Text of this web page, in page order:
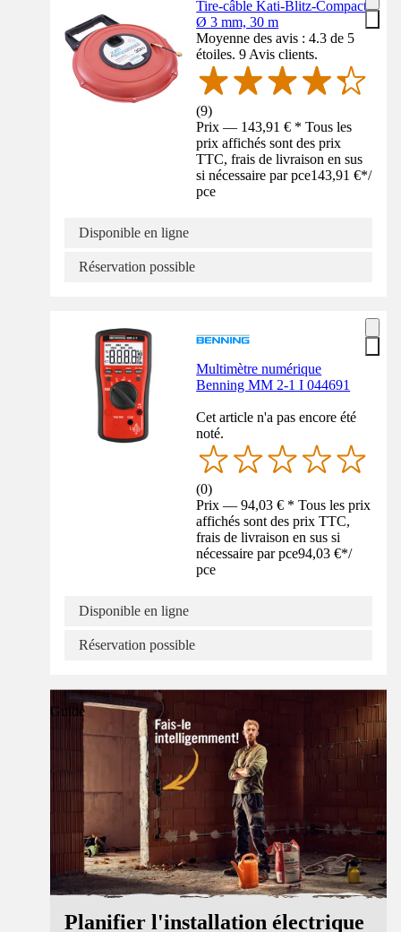
Tire-câble Kati-Blitz-Compact,
Ø 3 mm, 30 m
Moyenne des avis : 4.3 de 5
étoiles. 9 Avis clients.
(9)
Prix — 143,91 € * Tous les
prix affichés sont des prix
TTC, frais de livraison en sus
si nécessaire par pce143,91 €*/
pce
Disponible en ligne
Réservation possible
Multimètre numérique
Benning MM 2-1 I 044691
Cet article n'a pas encore été
noté.
(0)
Prix — 94,03 € * Tous les prix
affichés sont des prix TTC,
frais de livraison en sus si
nécessaire par pce94,03 €*/
pce
Disponible en ligne
Réservation possible
Guide
Planifier l'installation électrique